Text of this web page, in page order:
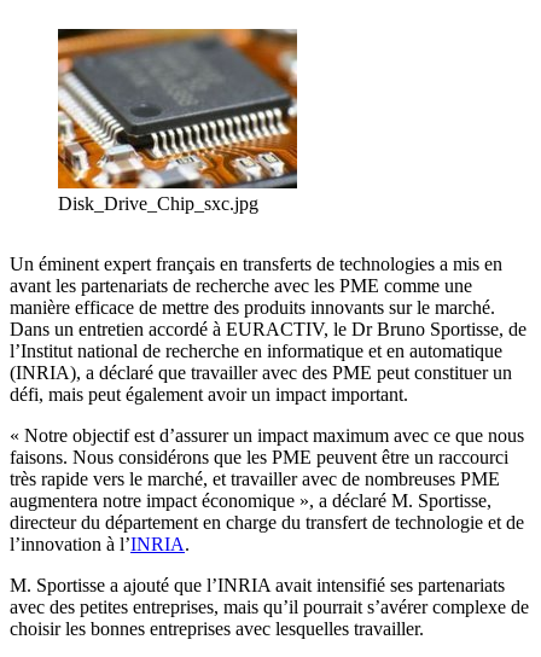
Disk_Drive_Chip_sxc.jpg
Un éminent expert français en transferts de technologies a mis en
avant les partenariats de recherche avec les PME comme une
manière efficace de mettre des produits innovants sur le marché.
Dans un entretien accordé à EURACTIV, le Dr Bruno Sportisse, de
l’Institut national de recherche en informatique et en automatique
(INRIA), a déclaré que travailler avec des PME peut constituer un
défi, mais peut également avoir un impact important.
« Notre objectif est d’assurer un impact maximum avec ce que nous
faisons. Nous considérons que les PME peuvent être un raccourci
très rapide vers le marché, et travailler avec de nombreuses PME
augmentera notre impact économique », a déclaré M. Sportisse,
directeur du département en charge du transfert de technologie et de
l’innovation à l’INRIA.
M. Sportisse a ajouté que l’INRIA avait intensifié ses partenariats
avec des petites entreprises, mais qu’il pourrait s’avérer complexe de
choisir les bonnes entreprises avec lesquelles travailler.